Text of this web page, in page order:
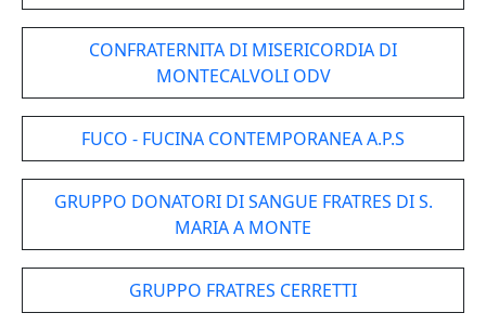
CONFRATERNITA DI MISERICORDIA DI
MONTECALVOLI ODV
FUCO - FUCINA CONTEMPORANEA A.P.S
GRUPPO DONATORI DI SANGUE FRATRES DI S.
MARIA A MONTE
GRUPPO FRATRES CERRETTI